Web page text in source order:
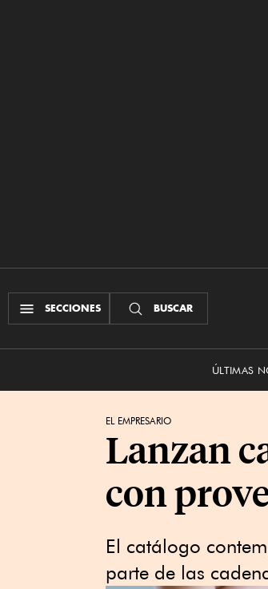
SECCIONES BUSCAR
ÚLTIMAS
EL EMPRESARIO
Lanzan
con
El catálogo
parte de las